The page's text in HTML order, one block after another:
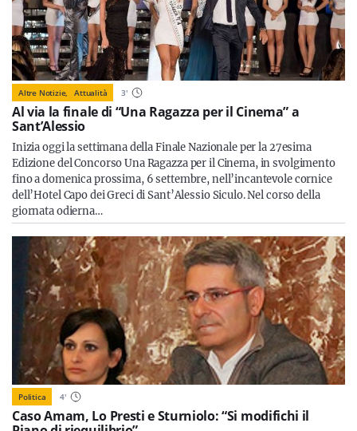
Altre Notizie, Attualità 3'
Al via la finale di “Una Ragazza per il Cinema” a
Sant’Alessio
Inizia oggi la settimana della Finale Nazionale per la 27esima
Edizione del Concorso Una Ragazza per il Cinema, in svolgimento
fino a domenica prossima, 6 settembre, nell’incantevole cornice
dell’Hotel Capo dei Greci di Sant’Alessio Siculo. Nel corso della
giornata odierna…
Politica 4'
Caso Amam, Lo Presti e Sturniolo: “Si modifichi il